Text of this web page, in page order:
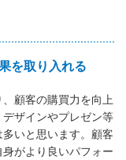
を取り入れる
顧客の購買力を向上
ザインやプレゼン等
いと思います。顧客
がより良いパフォー